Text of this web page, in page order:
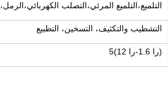
التلميع،التلميع المرئي،التصلب
التشطيب والتكثيف، التسخين، التطبيع
(را 1.6-را 12)5